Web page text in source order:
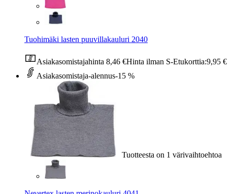
Tuohimäki lasten puuvillakauluri 2040
Asiakasomistajahinta 8,46 €Hinta ilman S-Etukorttia:9,95 €
Asiakasomistaja-alennus-15 %
Tuotteesta on 1 värivaihtoehtoa